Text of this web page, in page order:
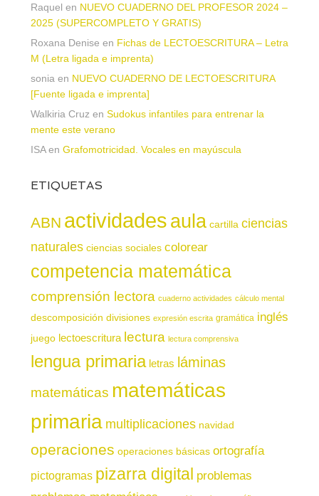
Raquel en NUEVO CUADERNO DEL PROFESOR 2024 –
2025 (SUPERCOMPLETO Y GRATIS)
Roxana Denise en Fichas de LECTOESCRITURA – Letra
M (Letra ligada e imprenta)
sonia en NUEVO CUADERNO DE LECTOESCRITURA
[Fuente ligada e imprenta]
Walkiria Cruz en Sudokus infantiles para entrenar la
mente este verano
ISAen Grafomotricidad. Vocales en mayúscula
ETIQUETAS
ABN actividadesaula cartilla ciencias
naturales ciencias sociales colorear
competencia matemática
comprensión lectora cuaderno actividades cálculo mental
descomposición divisiones expresión escrita gramática inglés
juego lectoescritura lectura lectura comprensiva
lengua primaria letras láminas
matemáticas matemáticas
primaria multiplicaciones navidad
operaciones operaciones básicas ortografía
pictogramas pizarra digital problemas